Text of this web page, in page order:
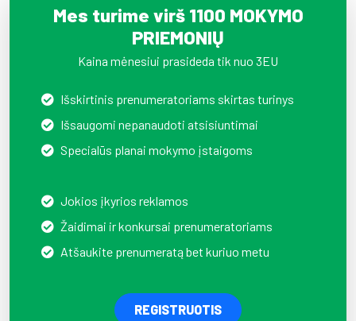
Mes turime virš 1100 MOKYMO
PRIEMONIŲ
Kaina mėnesiui prasideda tik nuo 3EU
Išskirtinis prenumeratoriams skirtas turinys
Išsaugomi nepanaudoti atsisiuntimai
Specialūs planai mokymo įstaigoms
Jokios įkyrios reklamos
Žaidimai ir konkursai prenumeratoriams
Atšaukite prenumeratą bet kuriuo metu
REGISTRUOTIS